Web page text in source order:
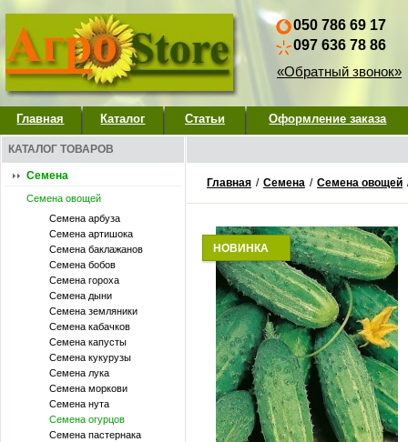
050 786 69 17
097 636 78 86
«Обратный звонок»
Главная Каталог Статьи Оформление заказа
КАТАЛОГ ТОВАРОВ
Семена
Семена овощей
Семена арбуза
Семена артишока
Семена баклажанов
Семена бобов
Семена гороха
Семена дыни
Семена земляники
Семена кабачков
Семена капусты
Семена кукурузы
Семена лука
Семена моркови
Семена нута
Семена огурцов
Семена пастернака
Главная / Семена / Семена овощей
НОВИНКА